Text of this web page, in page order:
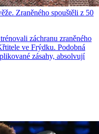
Zraněného spouštěli z 50
záchranu zraněného
ve Frýdku. Podobná
zásahy, absolvují